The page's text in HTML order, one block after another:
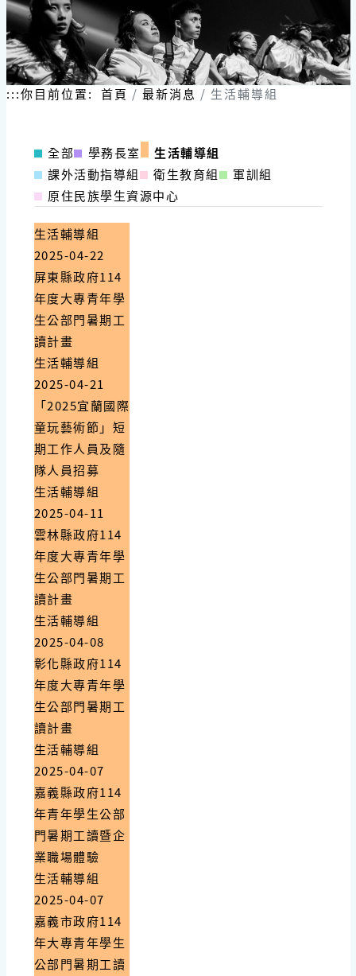
:::你目前位置: 首頁 最新消息 生活輔導組
全部 學務長室
生活輔導組
課外活動指導組
衛生教育組
軍訓組
原住民族學生資源中心
生活輔導組
2025-04-22
屏東縣政府114
年度大專青年學
生公部門暑期工
讀計畫
生活輔導組
2025-04-21
「2025宜蘭國際
童玩藝術節」短
期工作人員及隨
隊人員招募
生活輔導組
2025-04-11
雲林縣政府114
年度大專青年學
生公部門暑期工
讀計畫
生活輔導組
2025-04-08
彰化縣政府114
年度大專青年學
生公部門暑期工
讀計畫
生活輔導組
2025-04-07
嘉義縣政府114
年青年學生公部
門暑期工讀暨企
業職場體驗
生活輔導組
2025-04-07
嘉義市政府114
年大專青年學生
公部門暑期工讀